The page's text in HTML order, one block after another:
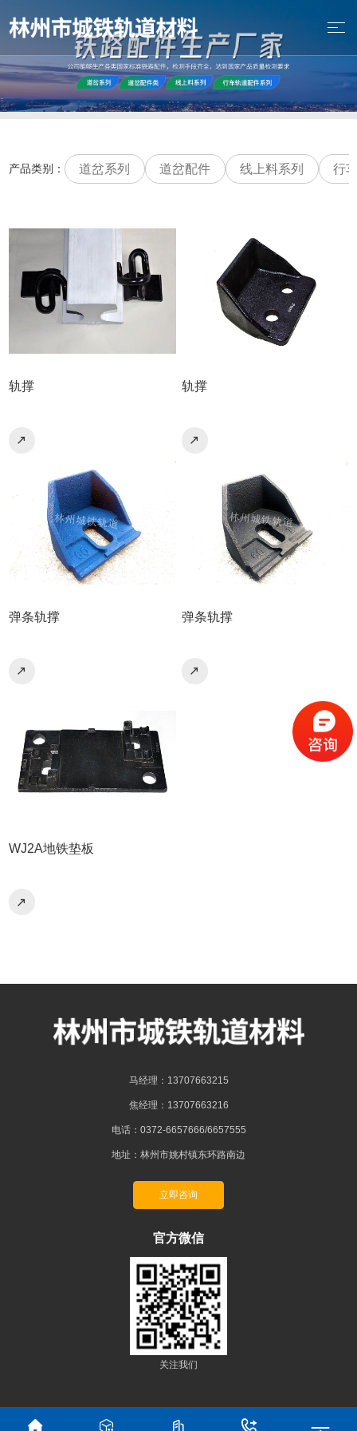
产品类别： 道岔系列 道岔配件 线上料系列 行
轨撑 轨撑
弹条轨撑 弹条轨撑
WJ2A地铁垫板
马经理：13707663215
焦经理：13707663216
电话：0372-6657666/6657555
地址：林州市姚村镇东环路南边
立即咨询
官方微信
关注我们